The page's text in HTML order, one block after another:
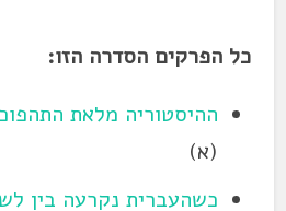
כל הפרקים הסדרה הזו:
ההיסטוריה מלאת
(א)
כשהעברית נקרעה בין